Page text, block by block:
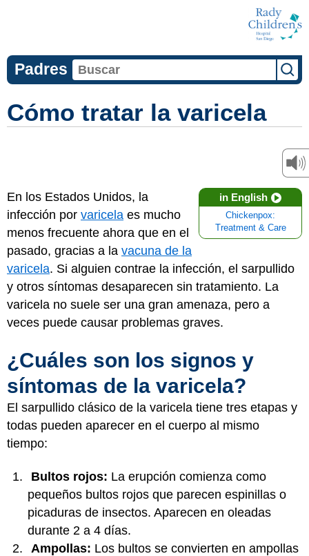
Padres
Cómo tratar la varicela
in English
Chickenpox:
Treatment & Care
En los Estados Unidos, la
infección por varicela es mucho
menos frecuente ahora que en el
pasado, gracias a la vacuna de la
varicela. Si alguien contrae la infección, el sarpullido
y otros síntomas desaparecen sin tratamiento. La
varicela no suele ser una gran amenaza, pero a
veces puede causar problemas graves.
¿Cuáles son los signos y
síntomas de la varicela?
El sarpullido clásico de la varicela tiene tres etapas y
todas pueden aparecer en el cuerpo al mismo
tiempo:
Bultos rojos: La erupción comienza como
pequeños bultos rojos que parecen espinillas o
picaduras de insectos. Aparecen en oleadas
durante 2 a 4 días.
Ampollas: Los bultos se convierten en ampollas